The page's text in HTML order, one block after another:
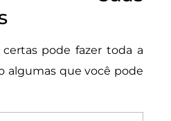
pode fazer toda a
algumas que você pode